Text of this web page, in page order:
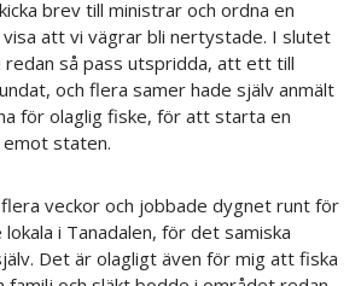
brev till ministrar och ordna en
att vi vägrar bli nertystade. I slutet
redan så pass utspridda, att ett till
och flera samer hade själv anmält
för olaglig fiske, för att starta en
staten.
veckor och jobbade dygnet runt för
i Tanadalen, för det samiska
Det är olagligt även för mig att fiska